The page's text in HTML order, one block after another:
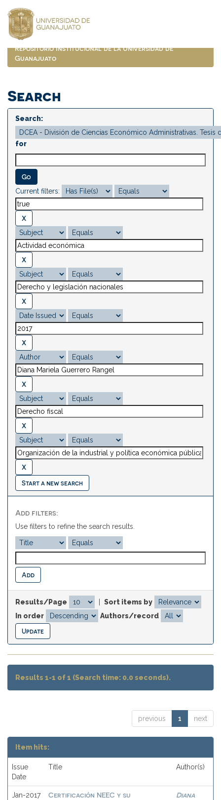
navigation
Repositorio Institucional de la Universidad de
Guanajuato
Search
Search:
for
Current filters:
Start a new search
Add filters:
Use filters to refine the search results.
Results/Page
Sort items by
In order
Authors/record
Results 1-1 of 1 (Search time: 0.0 seconds).
previous 1 next
Item hits:
Issue
Date
Title Author(s)
Jan-2017
Certificación NEEC y su
Diana